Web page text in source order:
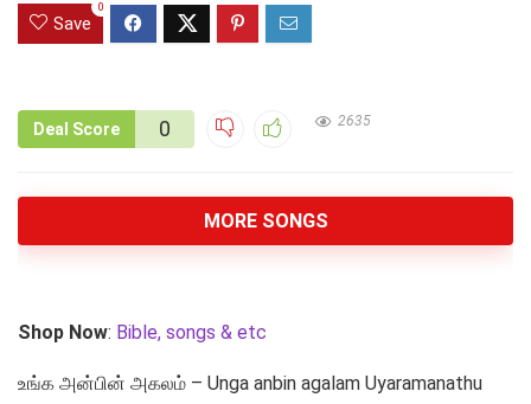
Save
0
Deal Score 0 2635
MORE SONGS
Shop Now: Bible, songs & etc
உங்க அன்பின் அகலம் – Unga anbin agalam Uyaramanathu